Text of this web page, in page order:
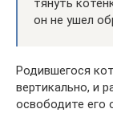
тянуть
он не ушел
Родившегося
вертикально, и
освободите его